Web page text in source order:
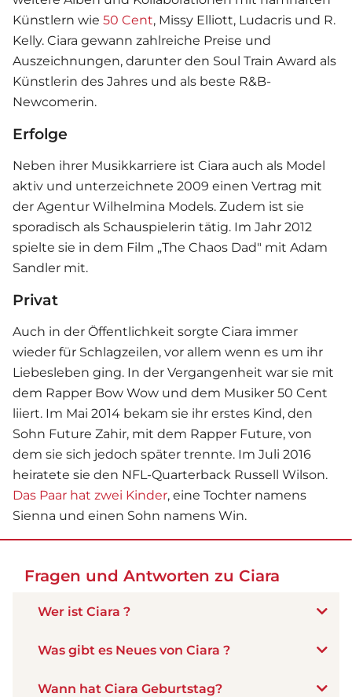
Künstlern wie 50 Cent, Missy Elliott, Ludacris und R.
Kelly. Ciara gewann zahlreiche Preise und
Auszeichnungen, darunter den Soul Train Award als
Künstlerin des Jahres und als beste R&B-
Newcomerin.
Erfolge
Neben ihrer Musikkarriere ist Ciara auch als Model
aktiv und unterzeichnete 2009 einen Vertrag mit
der Agentur Wilhelmina Models. Zudem ist sie
sporadisch als Schauspielerin tätig. Im Jahr 2012
spielte sie in dem Film „The Chaos Dad" mit Adam
Sandler mit.
Privat
Auch in der Öffentlichkeit sorgte Ciara immer
wieder für Schlagzeilen, vor allem wenn es um ihr
Liebesleben ging. In der Vergangenheit war sie mit
dem Rapper Bow Wow und dem Musiker 50 Cent
liiert. Im Mai 2014 bekam sie ihr erstes Kind, den
Sohn Future Zahir, mit dem Rapper Future, von
dem sie sich jedoch später trennte. Im Juli 2016
heiratete sie den NFL-Quarterback Russell Wilson.
Das Paar hat zwei Kinder, eine Tochter namens
Sienna und einen Sohn namens Win.
Fragen und Antworten zu Ciara
Wer ist Ciara ?
Was gibt es Neues von Ciara ?
Wann hat Ciara Geburtstag?